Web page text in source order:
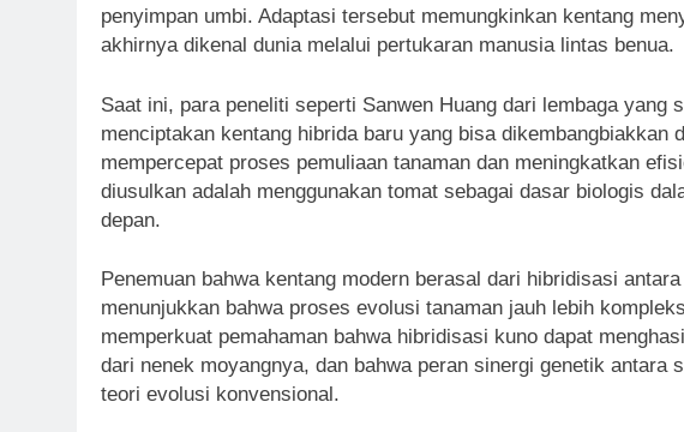
penyimpan umbi. Adaptasi tersebut memungkinkan kentang
akhirnya dikenal dunia melalui pertukaran manusia lintas benua.
Saat ini, para peneliti seperti Sanwen Huang dari lembaga yang
menciptakan kentang hibrida baru yang bisa dikembangbiakkan
mempercepat proses pemuliaan tanaman dan meningkatkan
diusulkan adalah menggunakan tomat sebagai dasar biologis
depan.
Penemuan bahwa kentang modern berasal dari hibridisasi
menunjukkan bahwa proses evolusi tanaman jauh lebih
memperkuat pemahaman bahwa hibridisasi kuno dapat
dari nenek moyangnya, dan bahwa peran sinergi genetik antara
teori evolusi konvensional.